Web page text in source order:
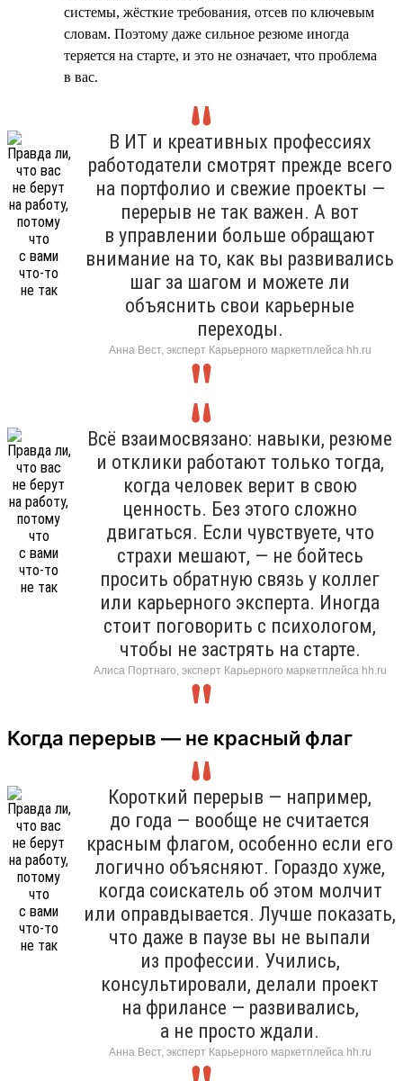
системы, жёсткие требования, отсев по ключевым
словам. Поэтому даже сильное резюме иногда
теряется на старте, и это не означает, что проблема
в вас.
В ИТ и креативных профессиях
работодатели смотрят прежде всего
на портфолио и свежие проекты —
перерыв не так важен. А вот
в управлении больше обращают
внимание на то, как вы развивались
шаг за шагом и можете ли
объяснить свои карьерные
переходы.
Анна Вест, эксперт Карьерного маркетплейса hh.ru
Всё взаимосвязано: навыки, резюме
и отклики работают только тогда,
когда человек верит в свою
ценность. Без этого сложно
двигаться. Если чувствуете, что
страхи мешают, — не бойтесь
просить обратную связь у коллег
или карьерного эксперта. Иногда
стоит поговорить с психологом,
чтобы не застрять на старте.
Алиса Портнаго, эксперт Карьерного маркетплейса hh.ru
Когда перерыв — не красный флаг
Короткий перерыв — например,
до года — вообще не считается
красным флагом, особенно если его
логично объясняют. Гораздо хуже,
когда соискатель об этом молчит
или оправдывается. Лучше показать,
что даже в паузе вы не выпали
из профессии. Учились,
консультировали, делали проект
на фрилансе — развивались,
а не просто ждали.
Анна Вест, эксперт Карьерного маркетплейса hh.ru